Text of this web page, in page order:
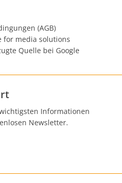
(AGB)
for media solutions
Quelle bei Google
Informationen
Newsletter.